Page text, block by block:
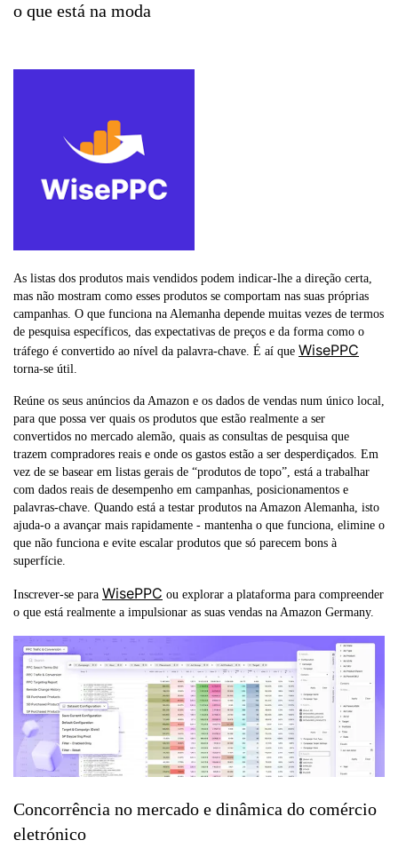
o que está na moda
As listas dos produtos mais vendidos podem indicar-lhe a direção certa,
mas não mostram como esses produtos se comportam nas suas próprias
campanhas. O que funciona na Alemanha depende muitas vezes de termos
de pesquisa específicos, das expectativas de preços e da forma como o
tráfego é convertido ao nível da palavra-chave. É aí que WisePPC
torna-se útil.
Reúne os seus anúncios da Amazon e os dados de vendas num único local,
para que possa ver quais os produtos que estão realmente a ser
convertidos no mercado alemão, quais as consultas de pesquisa que
trazem compradores reais e onde os gastos estão a ser desperdiçados. Em
vez de se basear em listas gerais de “produtos de topo”, está a trabalhar
com dados reais de desempenho em campanhas, posicionamentos e
palavras-chave. Quando está a testar produtos na Amazon Alemanha, isto
ajuda-o a avançar mais rapidamente - mantenha o que funciona, elimine o
que não funciona e evite escalar produtos que só parecem bons à
superfície.
Inscrever-se para WisePPC ou explorar a plataforma para compreender
o que está realmente a impulsionar as suas vendas na Amazon Germany.
Concorrência no mercado e dinâmica do comércio
eletrónico